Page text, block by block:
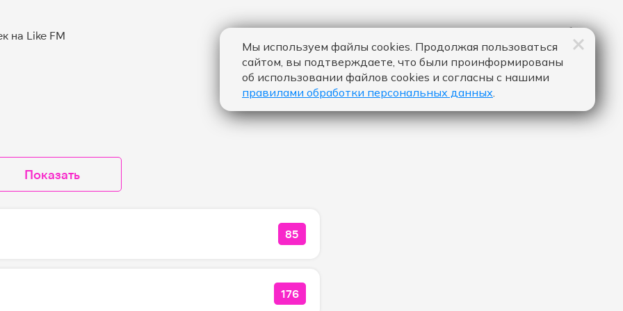
Показать
КОЛИЧЕСТВО ЛАЙКОВ ЗА "ONE BY ONE (FEAT. OAKS) -
85
КОЛИЧЕСТВО ЛАЙКОВ ЗА "А ТЫ ГОВОРИШЬ - КОСТА
176
Мы используем файлы cookies. Продолжая пользоваться
сайтом, вы подтверждаете, что были проинформированы
об использовании файлов cookies и согласны с нашими
правилами обработки персональных данных.